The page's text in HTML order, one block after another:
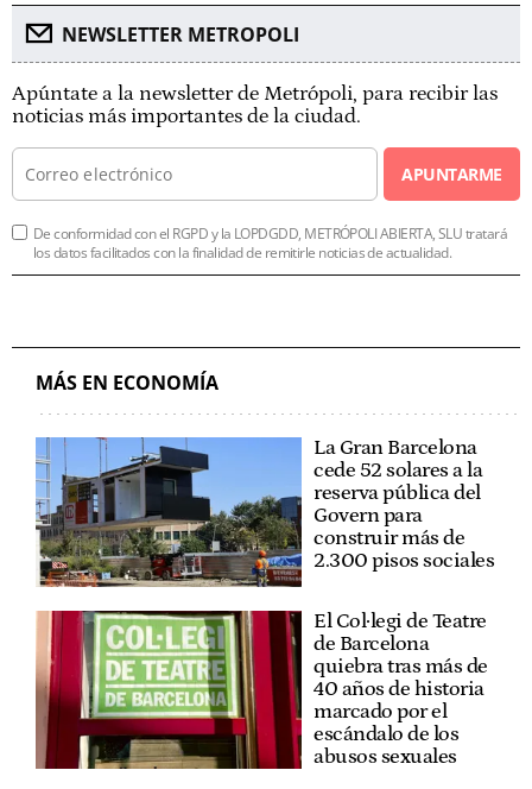
NEWSLETTER METROPOLI
Apúntate a la newsletter de Metrópoli, para recibir las
noticias más importantes de la ciudad.
APUNTARME
De conformidad con el RGPD y la LOPDGDD, METRÓPOLI ABIERTA, SLU tratará
los datos facilitados con la finalidad de remitirle noticias de actualidad.
MÁS EN ECONOMÍA
La Gran Barcelona
cede 52 solares a la
reserva pública del
Govern para
construir más de
2.300 pisos sociales
El Col·legi de Teatre
de Barcelona
quiebra tras más de
40 años de historia
marcado por el
escándalo de los
abusos sexuales